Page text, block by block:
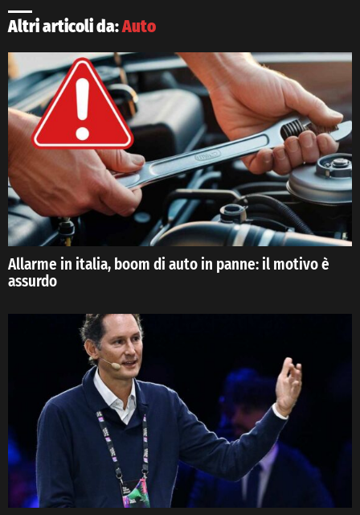
Altri articoli da:Auto
Allarme in italia, boom di auto in panne: il motivo è
assurdo